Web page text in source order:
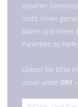
unseren
steht Ihnen
klären und Ihnen
Patienten zu
Geben Sie bitte
unser unter 089